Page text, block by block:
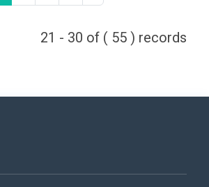
21 - 30 of ( 55 ) records